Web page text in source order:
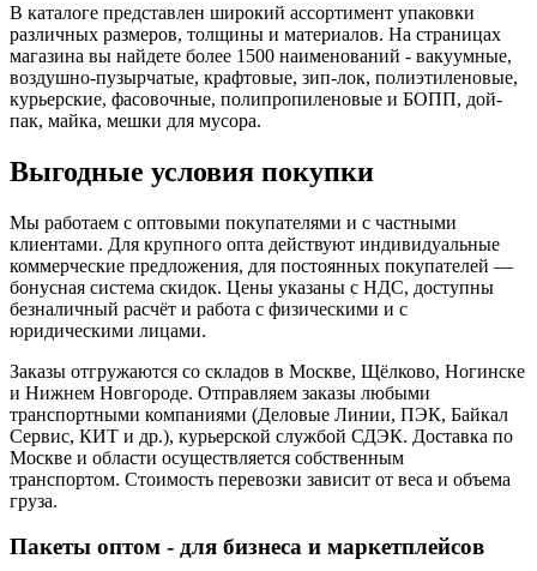
В каталоге представлен широкий ассортимент упаковки
различных размеров, толщины и материалов. На страницах
магазина вы найдете более 1500 наименований - вакуумные,
воздушно-пузырчатые, крафтовые, зип-лок, полиэтиленовые,
курьерские, фасовочные, полипропиленовые и БОПП, дой-
пак, майка, мешки для мусора.
Выгодные условия покупки
Мы работаем с оптовыми покупателями и с частными
клиентами. Для крупного опта действуют индивидуальные
коммерческие предложения, для постоянных покупателей —
бонусная система скидок. Цены указаны с НДС, доступны
безналичный расчёт и работа с физическими и с
юридическими лицами.
Заказы отгружаются со складов в Москве, Щёлково, Ногинске
и Нижнем Новгороде. Отправляем заказы любыми
транспортными компаниями (Деловые Линии, ПЭК, Байкал
Сервис, КИТ и др.), курьерской службой СДЭК. Доставка по
Москве и области осуществляется собственным
транспортом. Стоимость перевозки зависит от веса и объема
груза.
Пакеты оптом - для бизнеса и маркетплейсов